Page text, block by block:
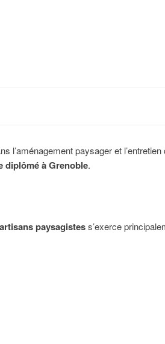
l’aménagement paysager et l’entretien
diplômé à Grenoble.
paysagistess’exerce